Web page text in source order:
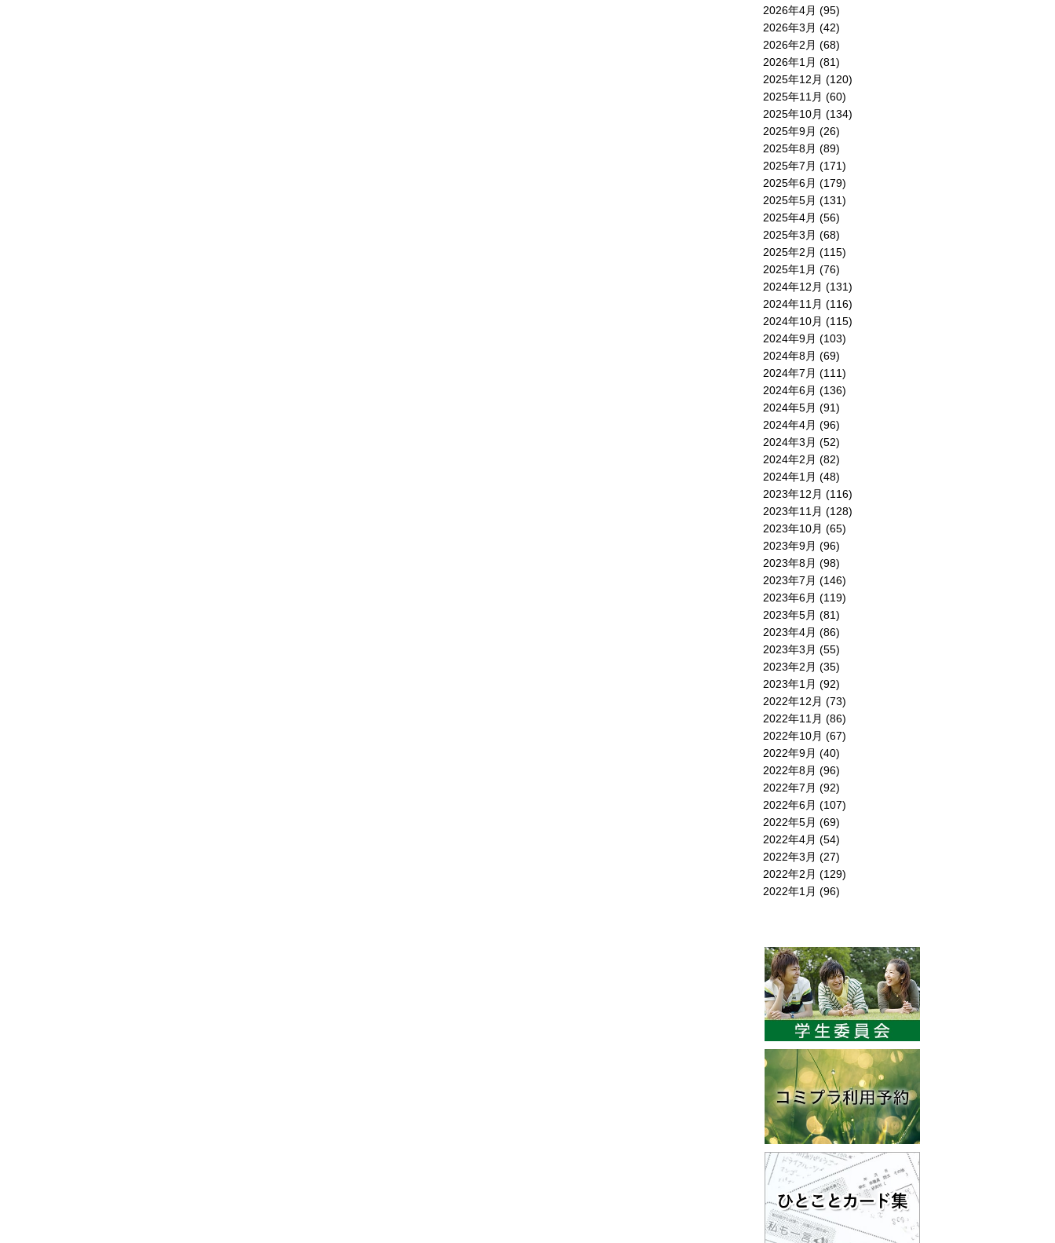
2026年4月 (95)
2026年3月 (42)
2026年2月 (68)
2026年1月 (81)
2025年12月 (120)
2025年11月 (60)
2025年10月 (134)
2025年9月 (26)
2025年8月 (89)
2025年7月 (171)
2025年6月 (179)
2025年5月 (131)
2025年4月 (56)
2025年3月 (68)
2025年2月 (115)
2025年1月 (76)
2024年12月 (131)
2024年11月 (116)
2024年10月 (115)
2024年9月 (103)
2024年8月 (69)
2024年7月 (111)
2024年6月 (136)
2024年5月 (91)
2024年4月 (96)
2024年3月 (52)
2024年2月 (82)
2024年1月 (48)
2023年12月 (116)
2023年11月 (128)
2023年10月 (65)
2023年9月 (96)
2023年8月 (98)
2023年7月 (146)
2023年6月 (119)
2023年5月 (81)
2023年4月 (86)
2023年3月 (55)
2023年2月 (35)
2023年1月 (92)
2022年12月 (73)
2022年11月 (86)
2022年10月 (67)
2022年9月 (40)
2022年8月 (96)
2022年7月 (92)
2022年6月 (107)
2022年5月 (69)
2022年4月 (54)
2022年3月 (27)
2022年2月 (129)
2022年1月 (96)